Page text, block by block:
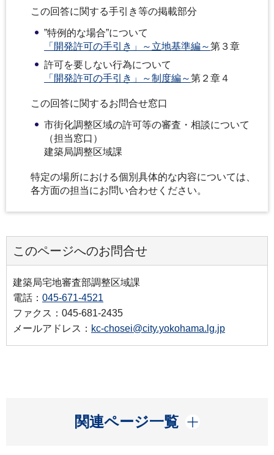
この回答に関する手引き等の掲載部分
”特例的な場合”について
「開発許可の手引き」～立地基準編～第３章
許可を要しない行為について
「開発許可の手引き」～制度編～第２章４
この回答に関するお問合せ窓口
市街化調整区域の許可等の審査・相談について
（担当窓口）
建築局調整区域課
特定の場所における個別具体的な内容については、
各方面の担当にお問い合わせください。
このページへのお問合せ
建築局宅地審査部調整区域課
電話： 045-671-4521
ファクス：045-681-2435
メールアドレス： kc-chosei@city.yokohama.lg.jp
関連ページ一覧
開く